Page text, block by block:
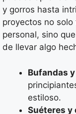
y gorros hasta
proyectos no
personal, sino
de llevar algo
Bufandas
estiloso.
Suéteres y